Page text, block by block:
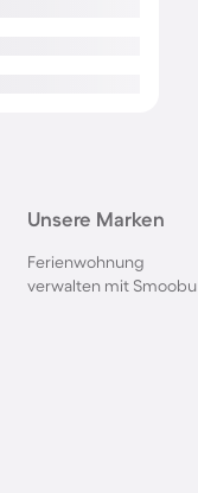
Unsere Marken
Ferienwohnung
verwalten mit Smoobu